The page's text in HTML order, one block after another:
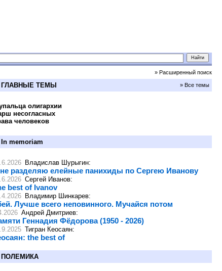
» Расширенный поиск
ГЛАВНЫЕ ТЕМЫ » Все темы
олигархии
несогласных
человеков
In memoriam
Владислав Шурыгин:
разделяю елейные панихиды по Сергею Иванову
Сергей Иванов:
best of Ivanov
Владимир Шинкарев:
Лучше всего неповинного. Мучайся потом
Андрей Дмитриев:
Геннадия Фёдорова (1950 - 2026)
Тигран Кеосаян:
the best of
ПОЛЕМИКА